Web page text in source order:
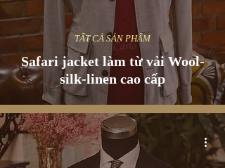
Safari jacket làm từ vải Wool-
silk-linen cao cấp
TẤT CẢ SẢN PHẨM